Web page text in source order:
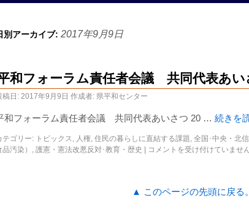
別アーカイブ: 2017年9月9日
和フォーラム責任者会議 共同代表あい
稿日: 2017年9月9日 作成者: 県平和センター
和フォーラム責任者会議 共同代表あいさつ 20 … 続きを
テゴリー: トピックス, 人権, 住民の暮らしに直結する課題, 全国･中央・北
品汚染） , 護憲・憲法改悪反対･教育・歴史 コメントを受け付けていませ
▲ このページの先頭に戻